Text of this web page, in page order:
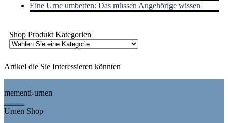
Eine Urne umbetten: Das müssen Angehörige wissen
Shop Produkt Kategorien
Artikel die Sie Interessieren könnten
mementi-urnen
AUSGEZEICHNET.ORG
Urnen Shop